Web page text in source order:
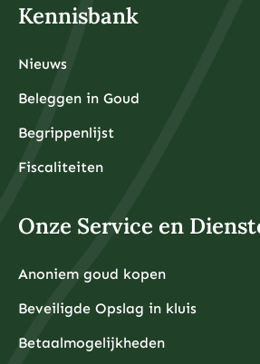
Kennisbank
Nieuws
Beleggen in Goud
Begrippenlijst
Fiscaliteiten
Onze Service en
Anoniem goud kopen
Beveiligde Opslag in kluis
Betaalmogelijkheden